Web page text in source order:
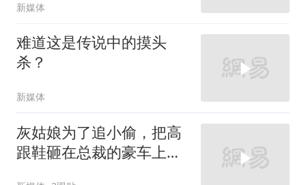
新媒体
难道这是传说中的摸头
杀？
新媒体
灰姑娘为了追小偷，把高
跟鞋砸在总裁的豪车上，